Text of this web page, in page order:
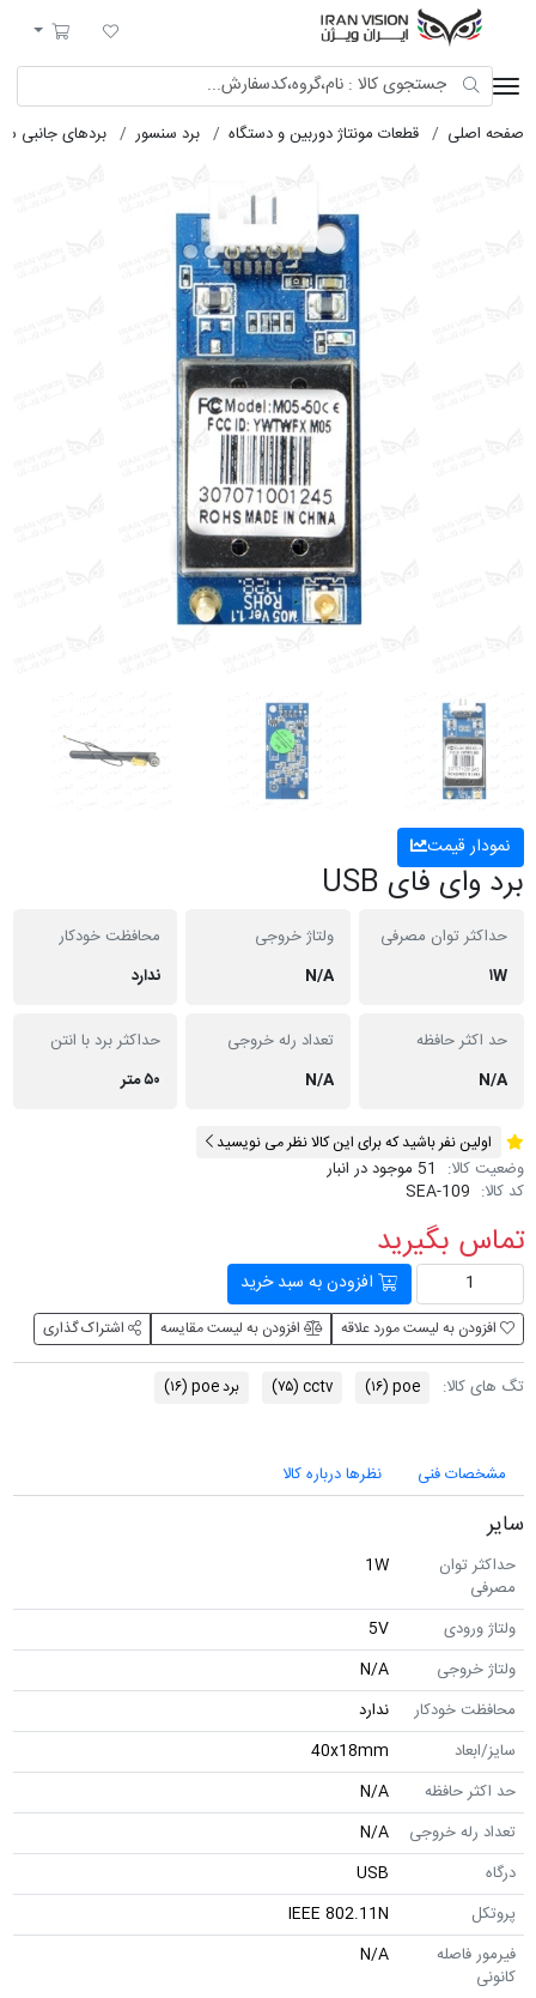
لیست مورد علاقه
سبد خرید
صفحه اصلی قطعات مونتاژ دوربین و دستگاه برد سنسور بردهای جانبی
نمودار قیمت
برد وای فای USB
حداکثر توان مصرفی
۱W
ولتاژ خروجی
N/A
محافظت خودکار
ندارد
حد اکثر حافظه
N/A
تعداد رله خروجی
N/A
حداکثر برد با انتن
۵۰ متر
اولین نفر باشید که برای این کالا نظر می نویسید
وضعیت کالا: 51 موجود در انبار
کد کالا: SEA-109
تماس بگیرید
افزودن به سبد خرید
افزودن به لیست مورد علاقه افزودن به لیست مقایسه اشتراک گذاری
تگ های کالا: poe (۱۶) cctv (۷۵) برد poe (۱۶)
مشخصات فنی نظرها درباره کالا
سایر
حداکثر توان
مصرفی
1W
ولتاژ ورودی
5V
ولتاژ خروجی
N/A
محافظت خودکار
ندارد
سایز/ابعاد
40x18mm
حد اکثر حافظه
N/A
تعداد رله خروجی
N/A
درگاه
USB
پروتکل
IEEE 802.11N
فیرمور فاصله
کانونی
N/A